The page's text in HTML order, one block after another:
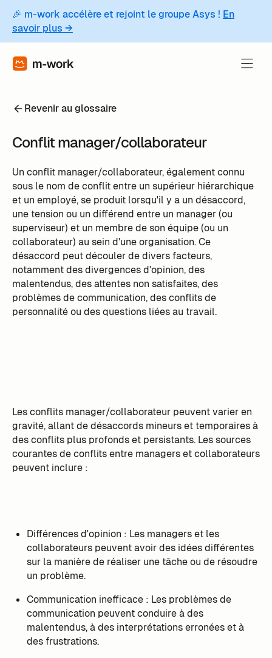
🎉 m-work accélère et rejoint le groupe Asys ! En
savoir plus →
Revenir au glossaire
Conflit manager/collaborateur
Un conflit manager/collaborateur, également connu
sous le nom de conflit entre un supérieur hiérarchique
et un employé, se produit lorsqu'il y a un désaccord,
une tension ou un différend entre un manager (ou
superviseur) et un membre de son équipe (ou un
collaborateur) au sein d'une organisation. Ce
désaccord peut découler de divers facteurs,
notamment des divergences d'opinion, des
malentendus, des attentes non satisfaites, des
problèmes de communication, des conflits de
personnalité ou des questions liées au travail.
Les conflits manager/collaborateur peuvent varier en
gravité, allant de désaccords mineurs et temporaires à
des conflits plus profonds et persistants. Les sources
courantes de conflits entre managers et collaborateurs
peuvent inclure :
Différences d'opinion : Les managers et les
collaborateurs peuvent avoir des idées différentes
sur la manière de réaliser une tâche ou de résoudre
un problème.
Communication inefficace : Les problèmes de
communication peuvent conduire à des
malentendus, à des interprétations erronées et à
des frustrations.